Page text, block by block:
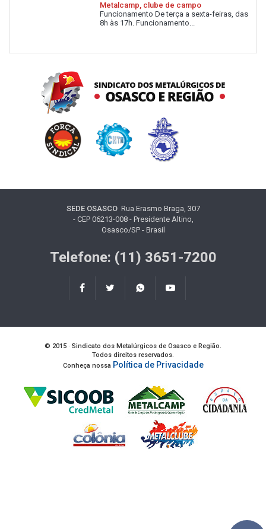
Metalcamp, clube de campo
Funcionamento De terça a sexta-feiras, das
8h às 17h. Funcionamento...
SEDE OSASCORua Erasmo Braga, 307
- CEP 06213-008 - Presidente Altino,
Osasco/SP - Brasil
Telefone: (11) 3651-7200
© 2015 · Sindicato dos Metalúrgicos de Osasco e Região.
Todos direitos reservados.
Conheça nossa Política de Privacidade